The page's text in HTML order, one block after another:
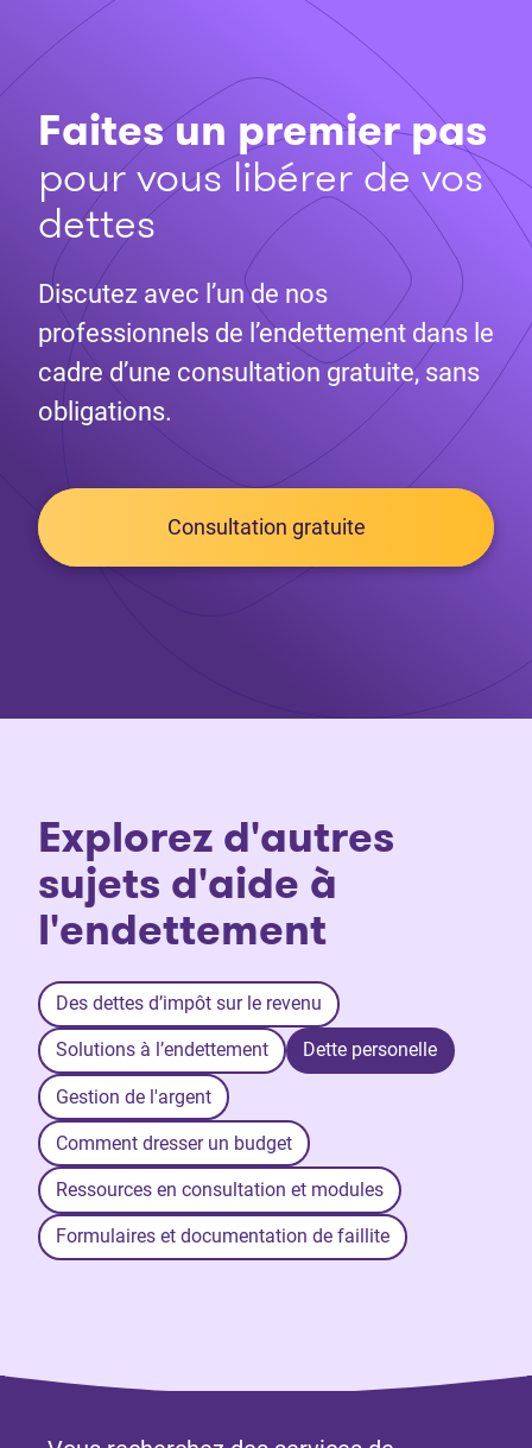
Faites un premier pas
pour vous libérer de vos
dettes
Discutez avec l’un de nos
professionnels de l’endettement dans le
cadre d’une consultation gratuite, sans
obligations.
Consultation gratuite
Explorez d'autres
sujets d'aide à
l'endettement
Des dettes d’impôt sur le revenu
Solutions à l’endettement Dette personelle
Gestion de l'argent
Comment dresser un budget
Ressources en consultation et modules
Formulaires et documentation de faillite